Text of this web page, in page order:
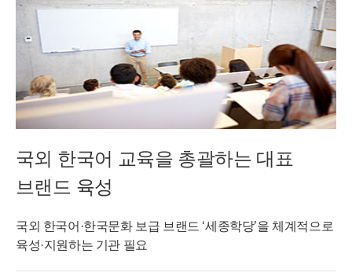
국외 한국어 교육을 총괄하는 대표
브랜드 육성
국외 한국어·한국문화 보급 브랜드 ‘세종학당’을 체계적으로
육성·지원하는 기관 필요